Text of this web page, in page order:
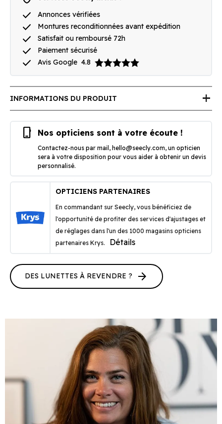
done Annonces vérifiées
done Montures reconditionnées avant expédition
done Satisfait ou remboursé 72h
done Paiement sécurisé
done Avis Google 4.8
INFORMATIONS DU PRODUIT add
phone_iphone Nos opticiens sont à votre écoute !
Contactez-nous par mail, hello@seecly.com, un opticien
sera à votre disposition pour vous aider à obtenir un devis
personnalisé.
OPTICIENS PARTENAIRES
En commandant sur Seecly, vous bénéficiez de
l'opportunité de profiter des services d'ajustages et
de réglages dans l'un des 1000 magasins opticiens
partenaires Krys.
Détails
DES LUNETTES À REVENDRE ? arrow_forward